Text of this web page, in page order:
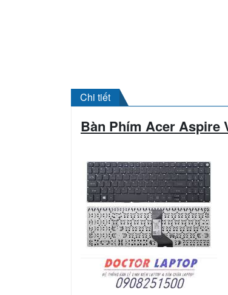
Chi tiết
Bàn Phím Acer Aspire